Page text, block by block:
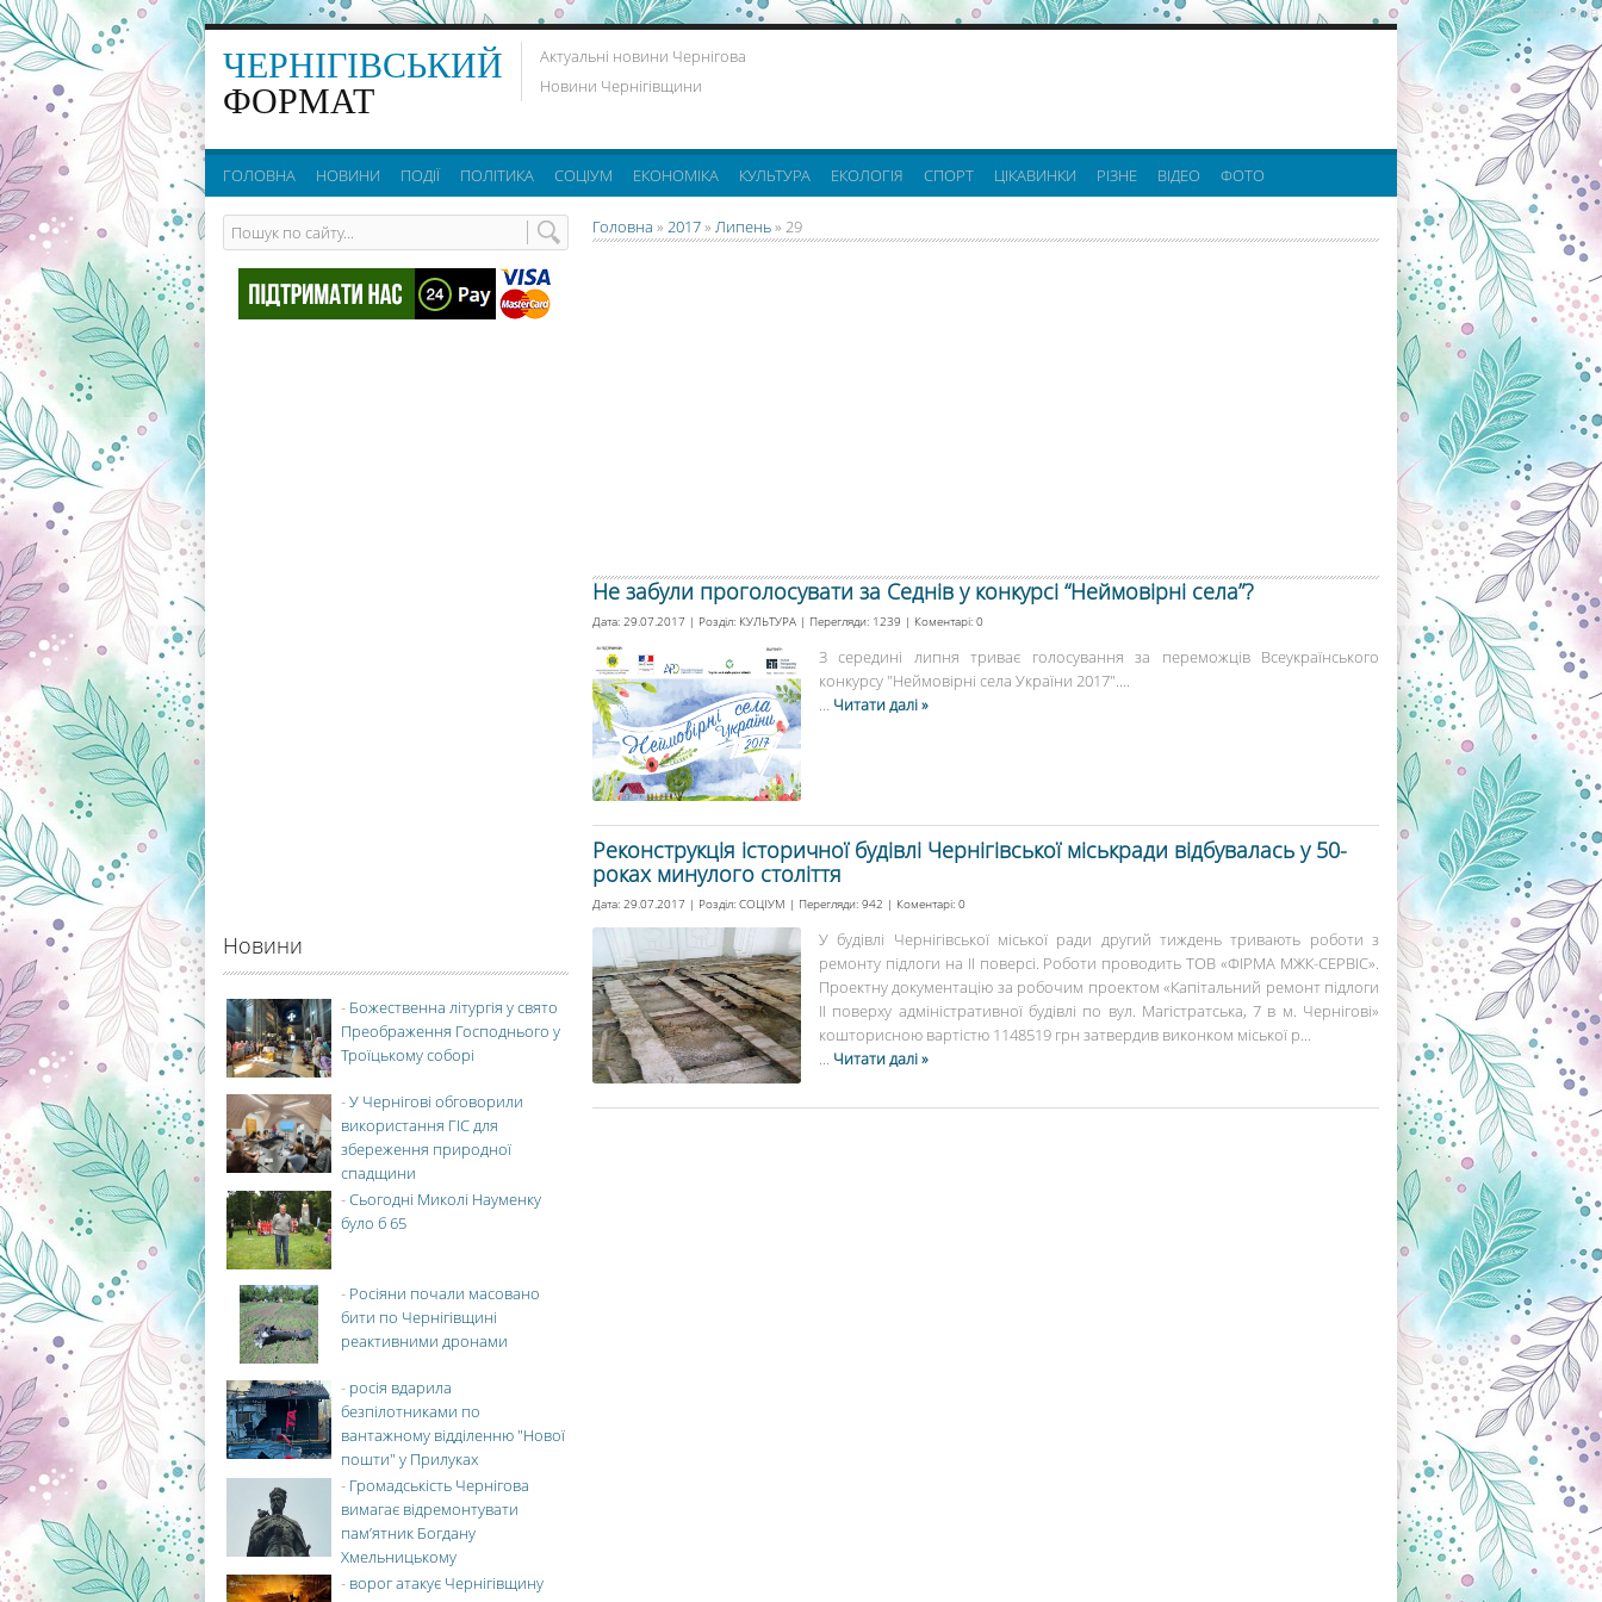
реклама партнерів:
ЧЕРНІГІВСЬКИЙ
ФОРМАТ
Актуальні новини Чернігова
Новини Чернігівщини
ГОЛОВНА НОВИНИ ПОДІЇ ПОЛІТИКА СОЦІУМ ЕКОНОМІКА КУЛЬТУРА ЕКОЛОГІЯ СПОРТ ЦІКАВИНКИ РІЗНЕ ВІДЕО ФОТО
Головна » 2017» Липень» 29
Не забули проголосувати за Седнів у конкурсі “Неймовірні села”?
Дата: 29.07.2017 | Розділ: КУЛЬТУРА | Перегляди: 1239 | Коментарі: 0
З середині липня триває голосування за переможців Всеукраїнського
конкурсу "Неймовірні села України 2017"....
... Читати далі »
Реконструкція історичної будівлі Чернігівської міськради відбувалась у 50-
роках минулого століття
Дата: 29.07.2017 | Розділ: СОЦІУМ | Перегляди: 942 | Коментарі: 0
У будівлі Чернігівської міської ради другий тиждень тривають роботи з
ремонту підлоги на ІІ поверсі. Роботи проводить ТОВ «ФІРМА МЖК-СЕРВІС».
Проектну документацію за робочим проектом «Капітальний ремонт підлоги
ІІ поверху адміністративної будівлі по вул. Магістратська, 7 в м. Чернігові»
кошторисною вартістю 1148519 грн затвердив виконком міської р...
... Читати далі »
Новини
- Божественна літургія у свято
Преображення Господнього у
Троїцькому соборі
-У Чернігові обговорили
використання ГІС для
збереження природної
спадщини
-Сьогодні Миколі Науменку
було б 65
- Росіяни почали масовано
бити по Чернігівщині
реактивними дронами
- росія вдарила
безпілотниками по
вантажному відділенню "Нової
пошти" у Прилуках
- Громадськість Чернігова
вимагає відремонтувати
пам’ятник Богдану
Хмельницькому
- ворог атакує Чернігівщину